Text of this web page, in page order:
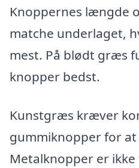
Knoppernes længde
matche underlaget,
mest. På blødt græs
knopper bedst.
Kunstgræs kræver
gummiknopper for
Metalknopper er